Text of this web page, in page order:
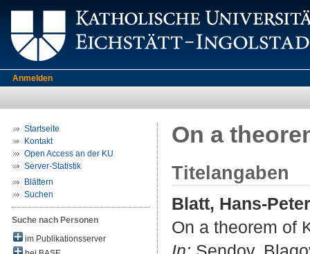
Anmelden
Startseite
Kontakt
Open Access an der KU
Server-Statistik
Blättern
Suchen
Suche nach Personen
im Publikationsserver
On a
Titelangaben
Blatt, Hans-Peter
On a theorem of